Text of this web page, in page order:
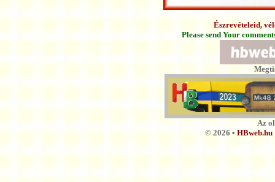
Észrevételeid,
Please send Your
Az
© 2026 •HBweb.hu